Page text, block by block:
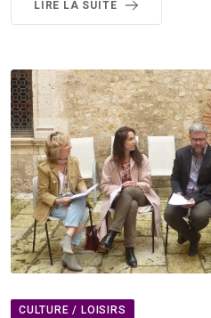
LIRE LA SUITE
CULTURE / LOISIRS